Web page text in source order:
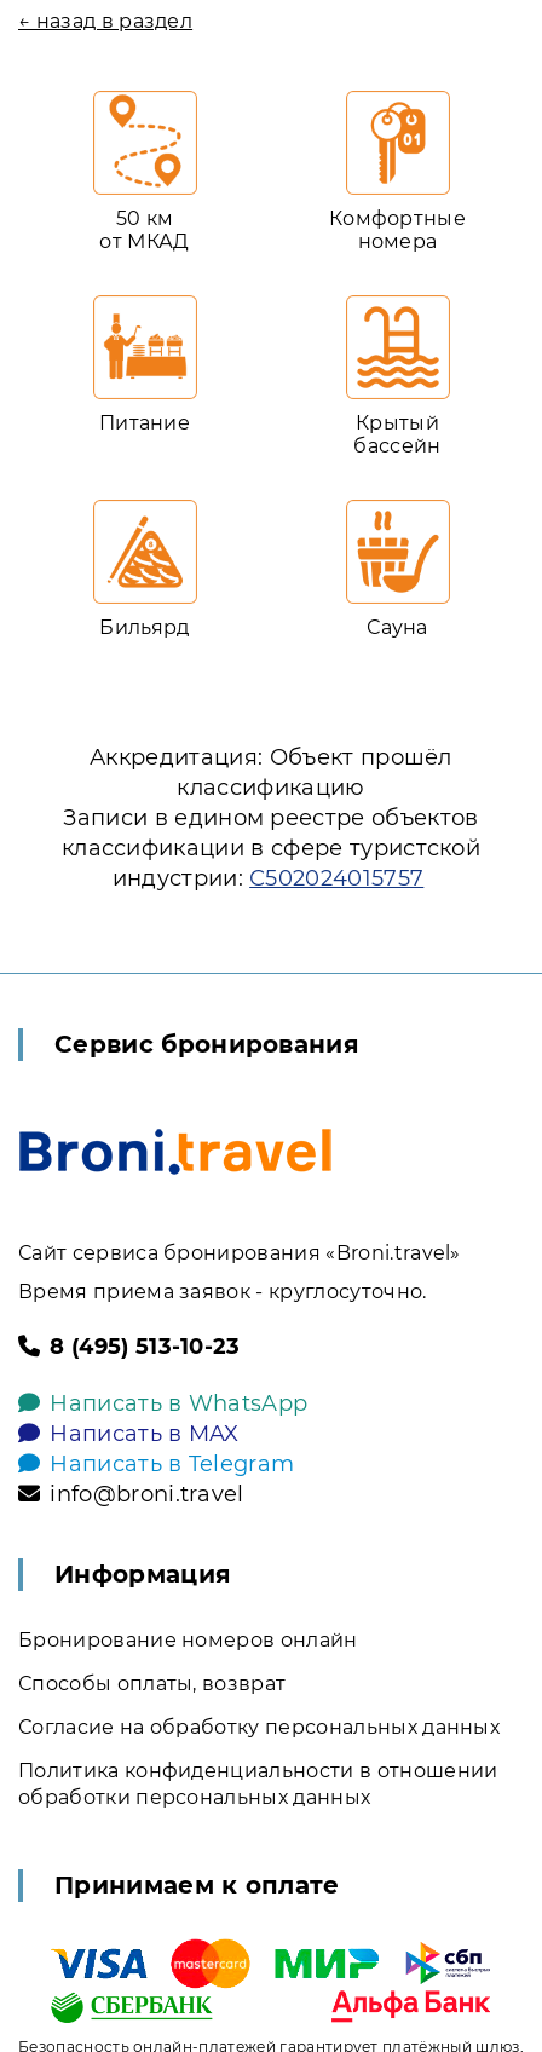
← назад в раздел
50 км
от МКАД
Комфортные
номера
Питание
Крытый
бассейн
Бильярд Сауна
Аккредитация: Объект прошёл
классификацию
Записи в едином реестре объектов
классификации в сфере туристской
индустрии: С502024015757
Сервис бронирования
Сайт сервиса бронирования «Broni.travel»
Время приема заявок - круглосуточно.
8 (495) 513-10-23
Написать в WhatsApp
Написать в MAX
Написать в Telegram
info@broni.travel
Информация
Бронирование номеров онлайн
Способы оплаты, возврат
Согласие на обработку персональных данных
Политика конфиденциальности в отношении
обработки персональных данных
Принимаем к оплате
Безопасность онлайн-платежей гарантирует платёжный шлюз,